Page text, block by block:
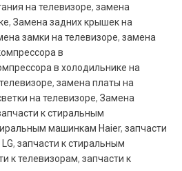
на телевизоре,замена
,Замена задних крышек на
замки на телевизоре,замена
в
в холодильнике на
,замена платы на
на телевизоре,Замена
к стиральным
машинкам Haier,запчасти
,запчасти к стиральным
к телевизорам,запчасти к